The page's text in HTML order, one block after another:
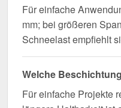
Für einfache
mm; bei größeren
Schneelast empfiehlt
Welche
Für einfache Projekte